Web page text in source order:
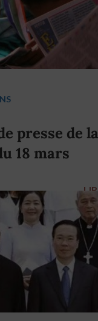
presse de la
18 mars